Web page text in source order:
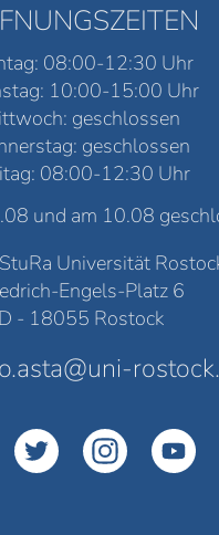
08:00-12:30 Uhr
10:00-15:00 Uhr
geschlossen
geschlossen
08:00-12:30 Uhr
und am 10.08
Universität
Engels-Platz 6
D - 18055 Rostock